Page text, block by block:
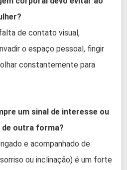
de contato visual,
o espaço pessoal, fingir
constantemente para
um sinal de interesse ou
outra forma?
e acompanhado de
ou inclinação) é um forte